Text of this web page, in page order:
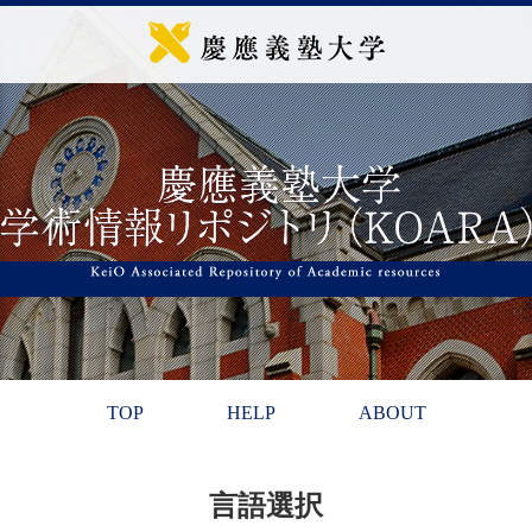
TOP HELP ABOUT
言語選択